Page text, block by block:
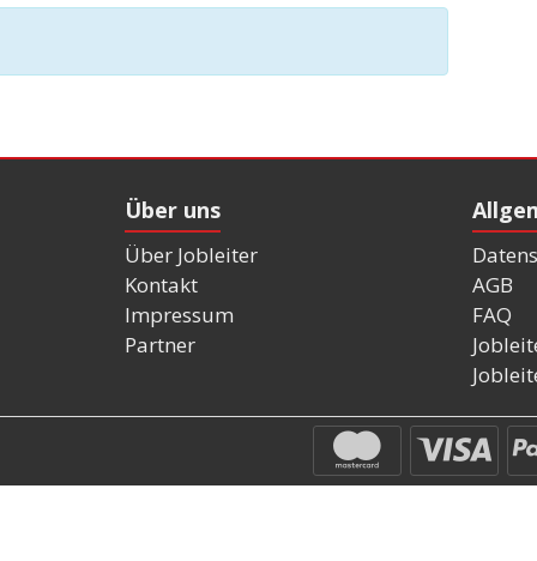
Über uns
Über Jobleiter
Kontakt
Impressum
Partner
AGB
FAQ